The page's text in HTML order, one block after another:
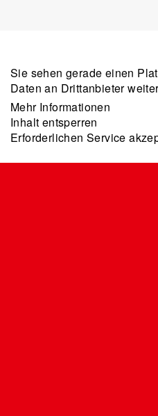
Sie sehen gerade einen
Daten an Drittanbieter
Mehr Informationen
Inhalt entsperren
Erforderlichen Service